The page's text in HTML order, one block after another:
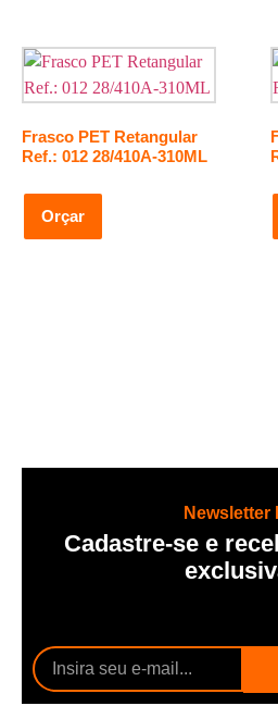
Frasco PET Retangular
Ref.: 012 28/410A-310ML
Orçar
Newsletter
Cadastre-se e